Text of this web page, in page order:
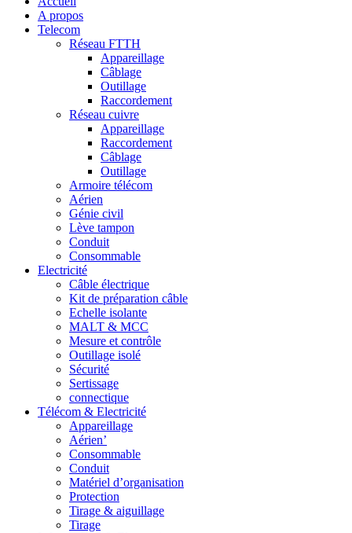
A propos
Telecom
Réseau FTTH
Appareillage
Câblage
Outillage
Raccordement
Réseau cuivre
Appareillage
Raccordement
Câblage
Outillage
Armoire télécom
Aérien
Génie civil
Lève tampon
Conduit
Consommable
Electricité
Câble électrique
Kit de préparation câble
Echelle isolante
MALT & MCC
Mesure et contrôle
Outillage isolé
Sécurité
Sertissage
connectique
Télécom & Electricité
Appareillage
Aérien’
Consommable
Conduit
Matériel d’organisation
Protection
Tirage & aiguillage
Tirage